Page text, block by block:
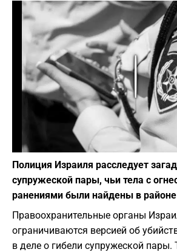
Play
Полиция Израиля расследует
супружеской пары, чьи тела с
ранениями были найдены в
Правоохранительные органы
ограничиваются версией об
в деле о гибели супружеской